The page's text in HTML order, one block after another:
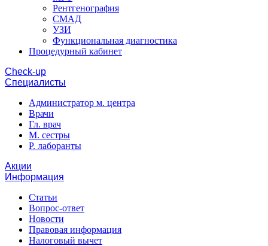
Рентгенография
СМАД
УЗИ
Функциональная диагностика
Процедурный кабинет
Cheсk-up
Специалисты
Администратор м. центра
Врачи
Гл. врач
М. сестры
Р. лаборанты
Акции
Информация
Статьи
Вопрос-ответ
Новости
Правовая информация
Налоговый вычет